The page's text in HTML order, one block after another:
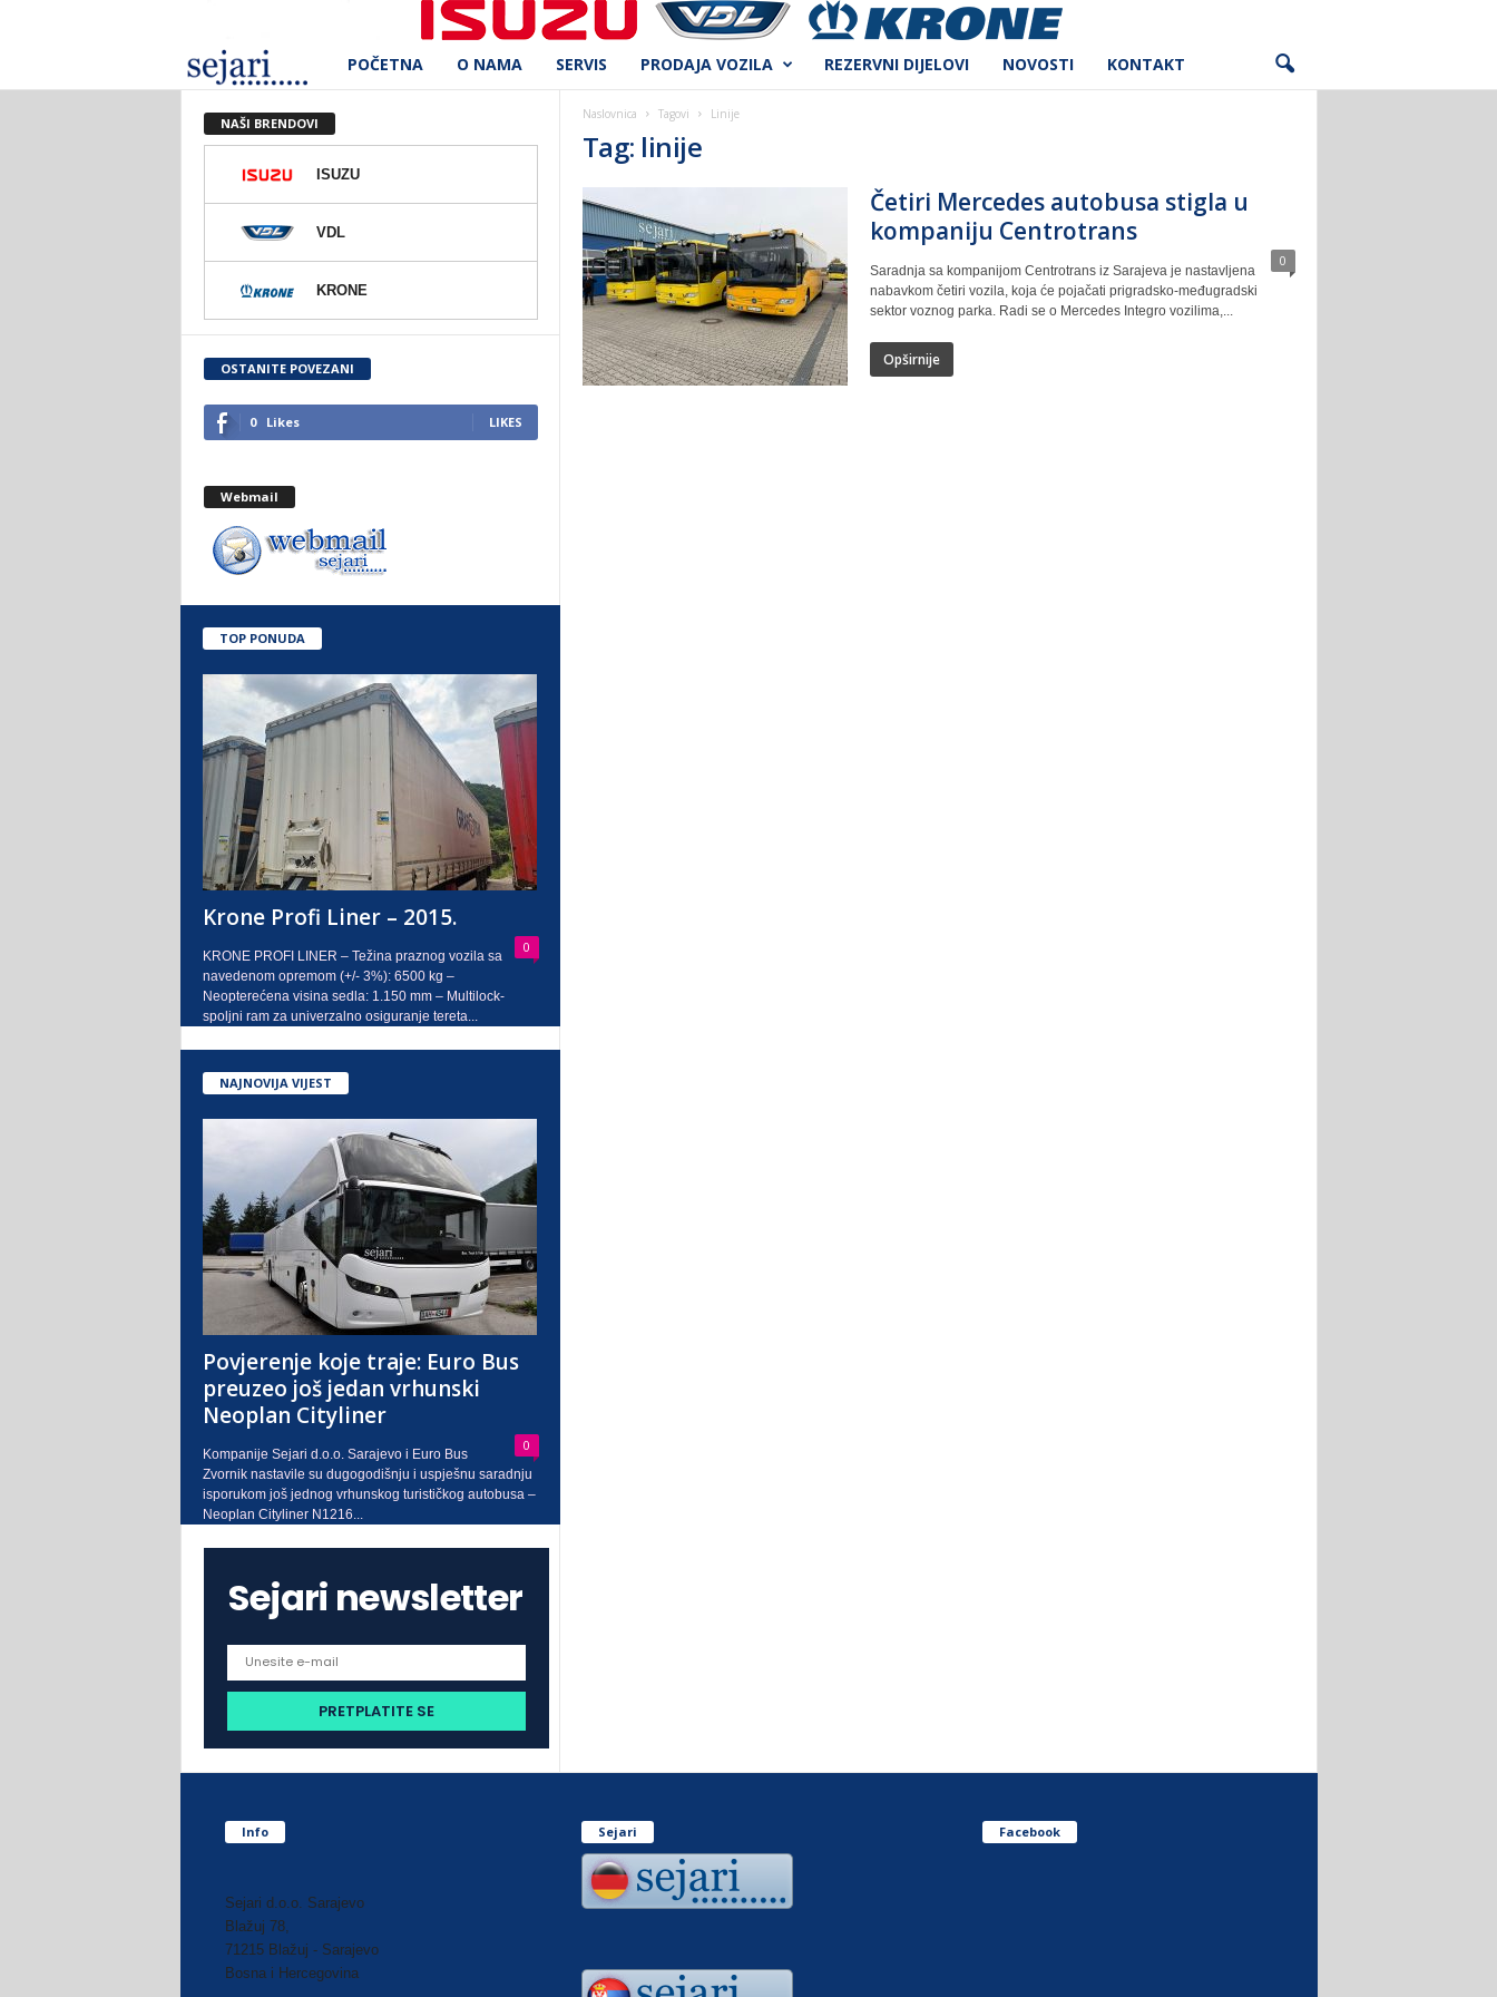
e
r
d
.
o
.
a
j
o
POČETNA O NAMA SERVIS PRODAJA VOZILA REZERVNI DIJELOVI NOVOSTI KONTAKT
Naslovnica Tagovi Linije
Tag: linije
Četiri Mercedes autobusa stigla u
kompaniju Centrotrans
0
Saradnja sa kompanijom Centrotrans iz Sarajeva je nastavljena
nabavkom četiri vozila, koja će pojačati prigradsko-međugradski
sektor voznog parka. Radi se o Mercedes Integro vozilima,...
Opširnije
NAŠI BRENDOVI
ISUZU
VDL
KRONE
OSTANITE POVEZANI
0 Likes LIKES
Webmail
TOP PONUDA
Krone Profi Liner – 2015.
0
KRONE PROFI LINER – Težina praznog vozila sa
navedenom opremom (+/- 3%): 6500 kg –
Neopterećena visina sedla: 1.150 mm – Multilock-
spoljni ram za univerzalno osiguranje tereta...
NAJNOVIJA VIJEST
Povjerenje koje traje: Euro Bus
preuzeo još jedan vrhunski
Neoplan Cityliner
0
Kompanije Sejari d.o.o. Sarajevo i Euro Bus
Zvornik nastavile su dugogodišnju i uspješnu saradnju
isporukom još jednog vrhunskog turističkog autobusa –
Neoplan Cityliner N1216...
Sejari newsletter
Info
Sejari d.o.o. Sarajevo
Blažuj 78,
71215 Blažuj - Sarajevo
Bosna i Hercegovina
Sejari Facebook